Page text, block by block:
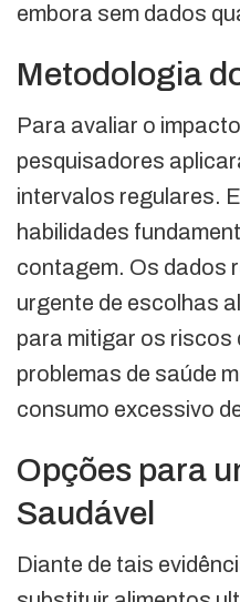
embora sem dados
Metodologia
Para avaliar o
pesquisadores
intervalos regulares.
habilidades
contagem. Os dados
urgente de escolhas
para mitigar os riscos
problemas de saúde
consumo excessivo
Opções para
Saudável
Diante de tais